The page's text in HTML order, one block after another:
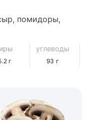
помидоры,
г
углеводы
93 г